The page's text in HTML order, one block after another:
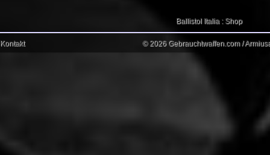
Ballistol Italia : Shop
Kontakt © 2026 Gebrauchtwaffen.com /